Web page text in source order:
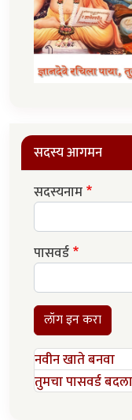
सदस्य आगमन
सदस्यनाम
पासवर्ड
लॉग इन करा
नवीन खाते बनवा
तुमचा पासवर्ड